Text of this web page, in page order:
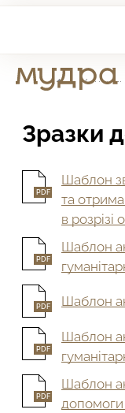
Головна
Зразки
PDF
Шаблон
та
в розрізі
PDF
Шаблон
PDF Шаблон
PDF
Шаблон
PDF
Шаблон